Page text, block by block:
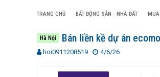
TRANG CHỦ BẤT ĐỘNG SẢN - NHÀ ĐẤT
Hà Nội Bán liền kề dự án
Thoi0911208519
N
à
4/6/26